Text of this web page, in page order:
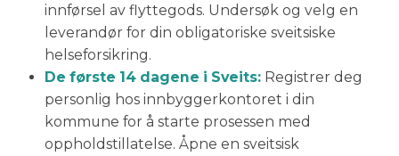
innførsel av flyttegods. Undersøk og velg en
leverandør for din obligatoriske sveitsiske
helseforsikring.
De første 14 dagene i Sveits: Registrer deg
personlig hos innbyggerkontoret i din
kommune for å starte prosessen med
oppholdstillatelse. Åpne en sveitsisk